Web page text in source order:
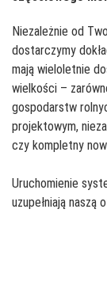
Niezależnie od
dostarczymy
mają wieloletnie
wielkości –
gospodarstw
projektowym,
czy kompletny
Uruchomienie
uzupełniają naszą